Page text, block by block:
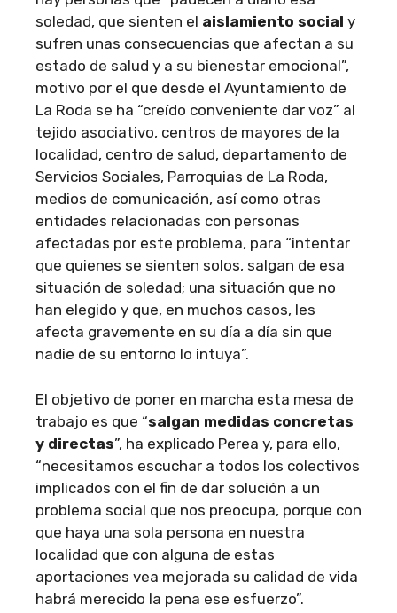
soledad, que sienten el aislamiento social y
sufren unas consecuencias que afectan a su
estado de salud y a su bienestar emocional”,
motivo por el que desde el Ayuntamiento de
La Roda se ha “creído conveniente dar voz” al
tejido asociativo, centros de mayores de la
localidad, centro de salud, departamento de
Servicios Sociales, Parroquias de La Roda,
medios de comunicación, así como otras
entidades relacionadas con personas
afectadas por este problema, para “intentar
que quienes se sienten solos, salgan de esa
situación de soledad; una situación que no
han elegido y que, en muchos casos, les
afecta gravemente en su día a día sin que
nadie de su entorno lo intuya”.
El objetivo de poner en marcha esta mesa de
trabajo es que “salgan medidas concretas
y directas”, ha explicado Perea y, para ello,
“necesitamos escuchar a todos los colectivos
implicados con el fin de dar solución a un
problema social que nos preocupa, porque con
que haya una sola persona en nuestra
localidad que con alguna de estas
aportaciones vea mejorada su calidad de vida
habrá merecido la pena ese esfuerzo”.